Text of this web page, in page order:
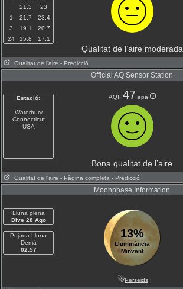
21.3
23
1
21.7
23.4
3
19.1
20.7
24
15.8 17.1
Qualitat de l’aire moderada
Qualitat de l'aire - Predicció
Official AQ Sensor Station
Estació:
Waterbury
Connecticut
USA
AQI: 47 epa
Bona qualitat de l’aire
Qualitat de l'aire - Pàgina completa - Predicció
Moonphase Information
Lluna plena
Dive 28 Ago
Pujada Lluna
Demà
02:57
13%
Lluminància
Minvant
Perseids